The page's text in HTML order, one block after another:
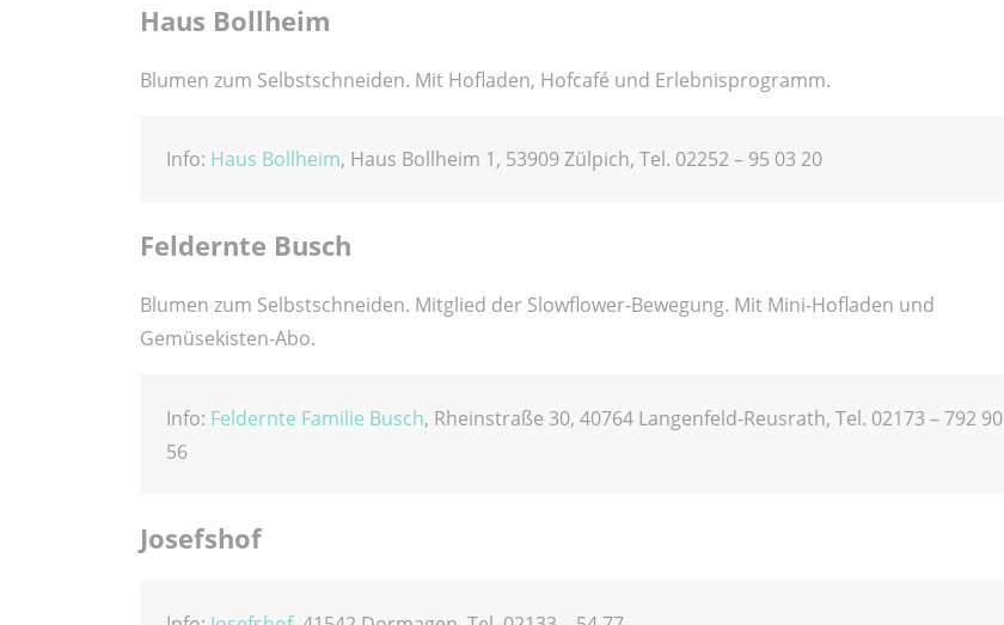
Haus Bollheim
Blumen zum Selbstschneiden. Mit Hofladen, Hofcafé und Erlebnisprogramm.
Info: Haus Bollheim, Haus Bollheim 1, 53909 Zülpich, Tel. 02252 – 95 03 20
Feldernte Busch
Blumen zum Selbstschneiden. Mitglied der Slowflower-Bewegung. Mit Mini-Hofladen und
Gemüsekisten-Abo.
Info: Feldernte Familie Busch, Rheinstraße 30, 40764 Langenfeld-Reusrath, Tel. 02173 – 792 90
56
Josefshof